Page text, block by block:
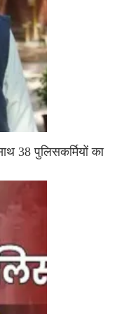
38 पुलिसकर्मियों का